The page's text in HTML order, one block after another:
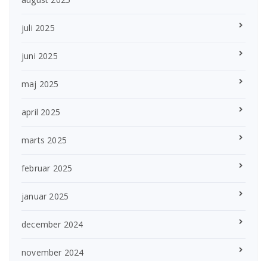
juli 2025
juni 2025
maj 2025
april 2025
marts 2025
februar 2025
januar 2025
december 2024
november 2024